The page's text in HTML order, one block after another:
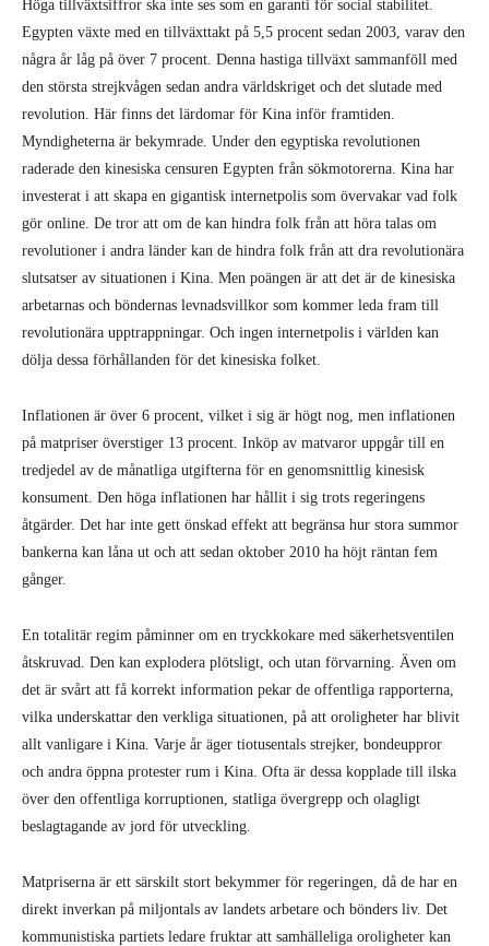
Höga tillväxtsiffror ska inte ses som en garanti för social stabilitet.
Egypten växte med en tillväxttakt på 5,5 procent sedan 2003, varav den
några år låg på över 7 procent. Denna hastiga tillväxt sammanföll med
den största strejkvågen sedan andra världskriget och det slutade med
revolution. Här finns det lärdomar för Kina inför framtiden.
Myndigheterna är bekymrade. Under den egyptiska revolutionen
raderade den kinesiska censuren Egypten från sökmotorerna. Kina har
investerat i att skapa en gigantisk internetpolis som övervakar vad folk
gör online. De tror att om de kan hindra folk från att höra talas om
revolutioner i andra länder kan de hindra folk från att dra revolutionära
slutsatser av situationen i Kina. Men poängen är att det är de kinesiska
arbetarnas och böndernas levnadsvillkor som kommer leda fram till
revolutionära upptrappningar. Och ingen internetpolis i världen kan
dölja dessa förhållanden för det kinesiska folket.
Inflationen är över 6 procent, vilket i sig är högt nog, men inflationen
på matpriser överstiger 13 procent. Inköp av matvaror uppgår till en
tredjedel av de månatliga utgifterna för en genomsnittlig kinesisk
konsument. Den höga inflationen har hållit i sig trots regeringens
åtgärder. Det har inte gett önskad effekt att begränsa hur stora summor
bankerna kan låna ut och att sedan oktober 2010 ha höjt räntan fem
gånger.
En totalitär regim påminner om en tryckkokare med säkerhetsventilen
åtskruvad. Den kan explodera plötsligt, och utan förvarning. Även om
det är svårt att få korrekt information pekar de offentliga rapporterna,
vilka underskattar den verkliga situationen, på att oroligheter har blivit
allt vanligare i Kina. Varje år äger tiotusentals strejker, bondeuppror
och andra öppna protester rum i Kina. Ofta är dessa kopplade till ilska
över den offentliga korruptionen, statliga övergrepp och olagligt
beslagtagande av jord för utveckling.
Matpriserna är ett särskilt stort bekymmer för regeringen, då de har en
direkt inverkan på miljontals av landets arbetare och bönders liv. Det
kommunistiska partiets ledare fruktar att samhälleliga oroligheter kan